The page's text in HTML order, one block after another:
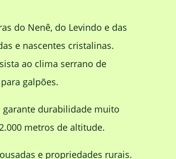
do Nenê, do Levindo e das
e nascentes cristalinas.
ao clima serrano de
galpões.
durabilidade muito
metros de altitude.
e propriedades rurais.